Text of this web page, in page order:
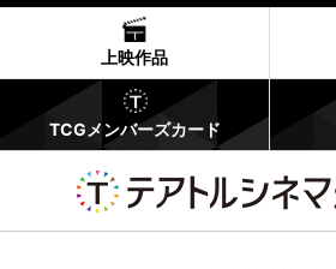
上映作品
TCGメンバーズカード